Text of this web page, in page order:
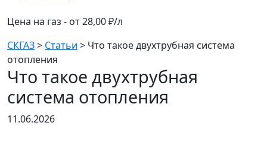
Цена на газ - от 28,00 ₽/л
СКГАЗ> Статьи > Что такое двухтрубная система
отопления
Что такое двухтрубная
система отопления
11.06.2026